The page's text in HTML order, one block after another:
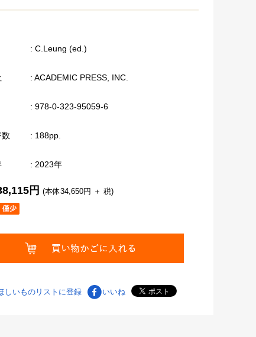
: C.Leung (ed.)
: ACADEMIC PRESS, INC.
: 978-0-323-95059-6
: 188pp.
: 2023年
円 (本体34,650円 ＋ 税)
しいものリストに登録 いいね